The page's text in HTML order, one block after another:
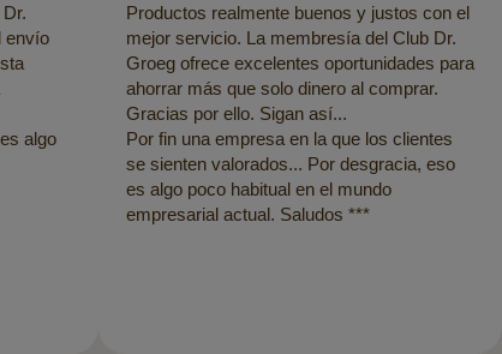
envío
algo
Productos realmente buenos y justos con el
mejor servicio. La membresía del Club Dr.
Groeg ofrece excelentes oportunidades para
ahorrar más que solo dinero al comprar.
Gracias por ello. Sigan así...
Por fin una empresa en la que los clientes
se sienten valorados... Por desgracia, eso
es algo poco habitual en el mundo
empresarial actual. Saludos ***